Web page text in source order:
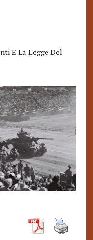
E La Legge Del